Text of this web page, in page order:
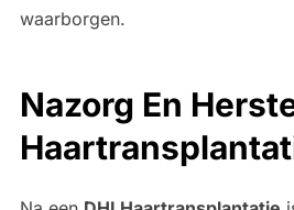
waarborgen.
Nazorg En